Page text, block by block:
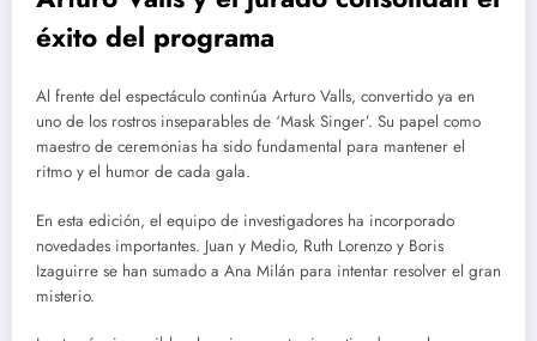
éxito del programa
Al frente del espectáculo continúa Arturo Valls, convertido ya en
uno de los rostros inseparables de ‘Mask Singer’. Su papel como
maestro de ceremonias ha sido fundamental para mantener el
ritmo y el humor de cada gala.
En esta edición, el equipo de investigadores ha incorporado
novedades importantes. Juan y Medio, Ruth Lorenzo y Boris
Izaguirre se han sumado a Ana Milán para intentar resolver el gran
misterio.